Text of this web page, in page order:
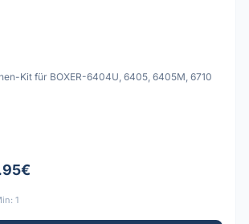
Kit für BOXER-6404U, 6405, 6405M, 6710
1